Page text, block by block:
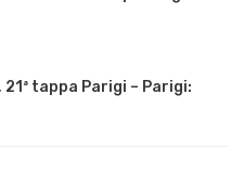
tappa Parigi – Parigi: